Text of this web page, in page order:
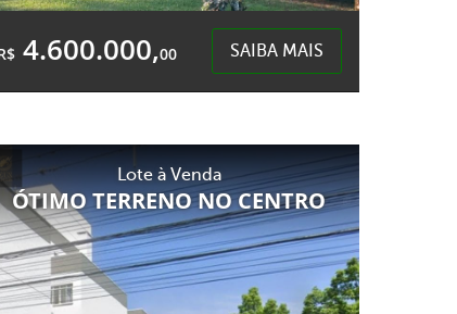
4.600.000,00 SAIBA MAIS
20.000,00m²
20.000,00m²
Centro (Marechal Bormann) - Chapecó
Lote à Venda
ÓTIMO TERRENO NO CENTRO